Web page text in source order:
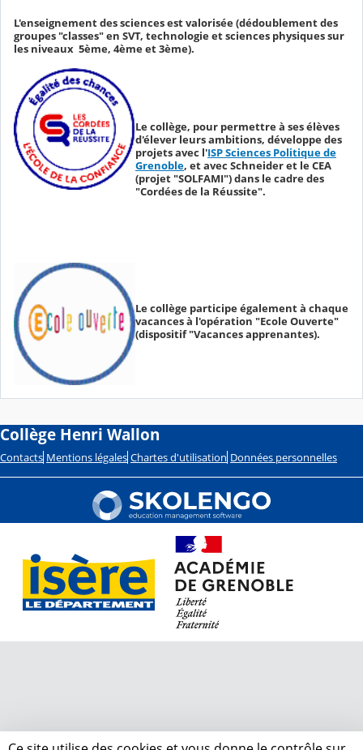
L'enseignement des sciences est valorisée (dédoublement des
groupes "classes" en SVT, technologie et sciences physiques sur
les niveaux 5ème, 4ème et 3ème).
Le collège, pour permettre à ses élèves
d'élever leurs ambitions, développe des
projets avec l'ISP Sciences Politique de
Grenoble, et avec Schneider et le CEA
(projet "SOLFAMI") dans le cadre des
"Cordées de la Réussite".
Le collège participe également à chaque
vacances à l'opération "Ecole Ouverte"
(dispositif "Vacances apprenantes).
Collège Henri Wallon
Contacts Mentions légales Chartes d'utilisation Données personnelles